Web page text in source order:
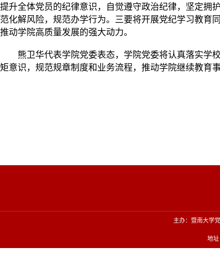
提升全体党员的纪律意识，自觉遵守政治纪律，坚定拥
范化解风险，规范办学行为。三要将开展党纪学习教育
推动学院高质量发展的强大动力。
熊卫华代表学院党委表态，学院党委将认真落实学
矩意识，规范规章制度和业务流程，推动学院继续教育
主办：暨南大学
地